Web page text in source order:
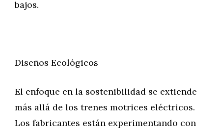
bajos.
Diseños Ecológicos
El enfoque en la sostenibilidad se extiende
más allá de los trenes motrices eléctricos.
Los fabricantes están experimentando con